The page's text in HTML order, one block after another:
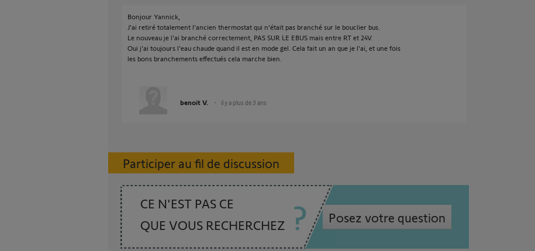
Bonjour Yannick,
J'ai retiré totalement l'ancien thermostat qui n'était pas branché sur le bouclier bus.
Le nouveau je l'ai branché correctement, PAS SUR LE EBUS mais entre RT et 24V.
Oui j'ai toujours l'eau chaude quand il est en mode gel. Cela fait un an que je l'ai, et une fois
les bons branchements effectués cela marche bien.
benoit V. il y a plus de 3 ans
Participer au fil de discussion
CE N'EST PAS CE
QUE VOUS RECHERCHEZ
Posez votre question